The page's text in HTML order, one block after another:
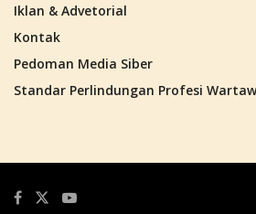
Iklan & Advetorial
Kontak
Pedoman Media Siber
Standar Perlindungan Profesi